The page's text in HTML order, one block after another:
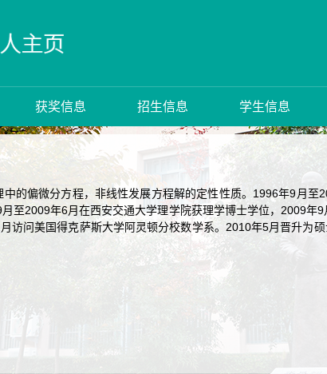
获奖信息 招生信息 学生信息
中的偏微分方程，非线性发展方程解的定性性质。1996年9月
至2009年6月在西安交通大学理学院获理学博士学位，2009年
访问美国得克萨斯大学阿灵顿分校数学系。2010年5月晋升为